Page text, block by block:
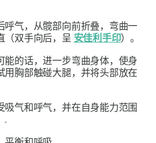
呼气，从髋部向前折叠，弯曲一
（双手向后，呈 安佳利手印）。
能的话，进一步弯曲身体，使身
用胸部触碰大腿，并将头部放在
吸气和呼气，并在自身能力范围
.